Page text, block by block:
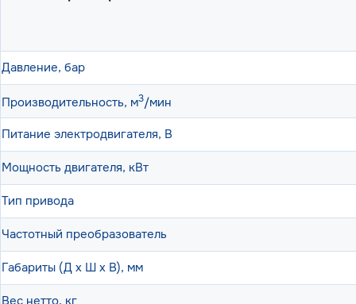
Давление, бар
Производительность, м3/мин
Питание электродвигателя, В
Мощность двигателя, кВт
Тип привода
Частотный преобразователь
Габариты (Д х Ш х В), мм
Вес нетто, кг